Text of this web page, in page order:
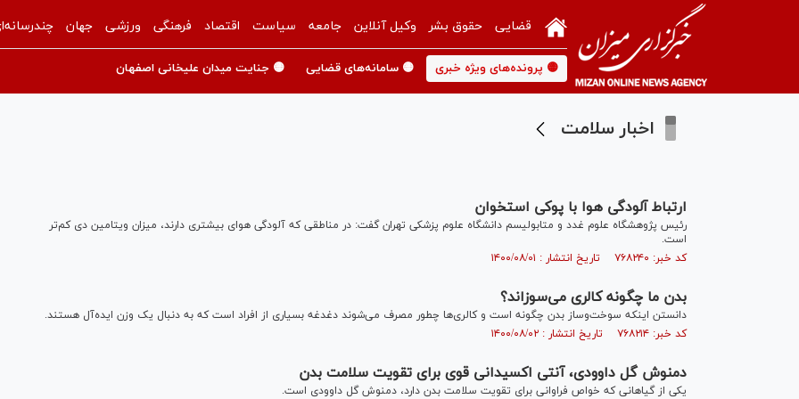
قضایی حقوق بشر وکیل آنلاین جامعه سیاست اقتصاد فرهنگی ورزشی جهان
🟡 پرونده‌های ویژه خبری 🟡 سامانه‌های قضایی 🟡 جنایت میدان علیخانی اصفهان
اخبار سلامت
ارتباط آلودگی هوا با پوکی استخوان
رئیس پژوهشگاه علوم غدد و متابولیسم دانشگاه علوم پزشکی تهران گفت: در مناطقی که آلودگی هوای بیشتری دارند، میزان ویتامین دی کم‌تر
است.
کد خبر: ۷۶۸۲۴۰ تاریخ انتشار : ۱۴۰۰/۰۸/۰۱
بدن ما چگونه کالری می‌سوزاند؟
دانستن اینکه سوخت‌وساز بدن چگونه است و کالری‌ها چطور مصرف می‌شوند دغدغه بسیاری از افراد است که به دنبال یک وزن ایده‌آل هستند.
کد خبر: ۷۶۸۲۱۴ تاریخ انتشار : ۱۴۰۰/۰۸/۰۲
دمنوش گل داوودی، آنتی اکسیدانی قوی برای تقویت سلامت بدن
یکی از گیاهانی که خواص فراوانی برای تقویت سلامت بدن دارد، دمنوش گل داوودی است.